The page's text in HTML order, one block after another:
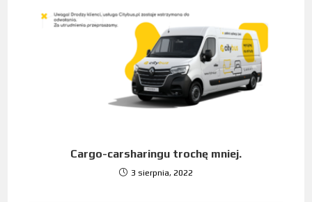
Cargo-carsharingu trochę mniej.
3 sierpnia, 2022